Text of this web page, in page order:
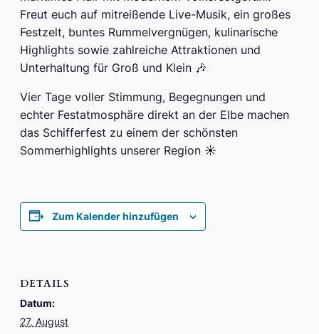
Freut euch auf mitreißende Live-Musik, ein großes
Festzelt, buntes Rummelvergnügen, kulinarische
Highlights sowie zahlreiche Attraktionen und
Unterhaltung für Groß und Klein 🎶
Vier Tage voller Stimmung, Begegnungen und
echter Festatmosphäre direkt an der Elbe machen
das Schifferfest zu einem der schönsten
Sommerhighlights unserer Region ☀️
Zum Kalender hinzufügen
DETAILS
Datum:
27. August